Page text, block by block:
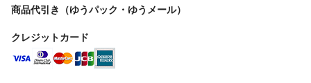
商品代引き（ゆうパック・ゆうメール）
クレジットカード